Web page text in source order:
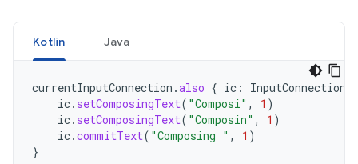
Kotlin Java
currentInputConnection .also { ic : InputConnection
ic. setComposingText( "Composi" , 1 )
ic. setComposingText( "Composin" , 1 )
ic.commitText( "Composing " , 1 )
}